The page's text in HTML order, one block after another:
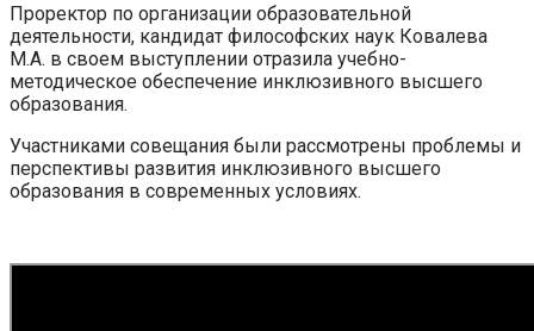
Проректор по организации образовательной
деятельности, кандидат философских наук Ковалева
М.А. в своем выступлении отразила учебно-
методическое обеспечение инклюзивного высшего
образования.
Участниками совещания были рассмотрены проблемы и
перспективы развития инклюзивного высшего
образования в современных условиях.